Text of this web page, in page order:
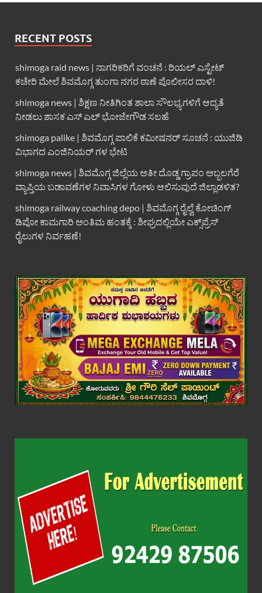
RECENT POSTS
shimoga raid news | ನಾಗರಿಕರಿಗೆ ವಂಚನೆ : ರಿಯಲ್ ಎಸ್ಟೇಟ್
ಕಚೇರಿ ಮೇಲೆ ಶಿವಮೊಗ್ಗ ತುಂಗಾ ನಗರ ಠಾಣೆ ಪೊಲೀಸರ ದಾಳಿ!
shimoga news | ಶಿಕ್ಷಣ ನೀತಿಗಿಂತ ಶಾಲಾ ಸೌಲಭ್ಯಗಳಿಗೆ ಆದ್ಯತೆ
ನೀಡಲು ಶಾಸಕ ಎಸ್ ಎಲ್ ಭೋಜೇಗೌಡ ಸಲಹೆ
shimoga palike | ಶಿವಮೊಗ್ಗ ಪಾಲಿಕೆ ಕಮೀಷನರ್ ಸೂಚನೆ : ಯುಜಿಡಿ
ವಿಭಾಗದ ಎಂಜಿನಿಯರ್ ಗಳ ಭೇಟಿ
shimoga news | ಶಿವಮೊಗ್ಗ ಜಿಲ್ಲೆಯ ಅತೀ ದೊಡ್ಡ ಗ್ರಾಪಂ ಅಬ್ಬಲಗೆರೆ
ವ್ಯಾಪ್ತಿಯ ಬಡಾವಣೆಗಳ ನಿವಾಸಿಗಳ ಗೋಳು ಆಲಿಸುವುದೆ ಜಿಲ್ಲಾಡಳಿತ?
shimoga railway coaching depo | ಶಿವಮೊಗ್ಗ ರೈಲ್ವೆ ಕೋಚಿಂಗ್
ಡಿಪೋ ಕಾಮಗಾರಿ ಅಂತಿಮ ಹಂತಕ್ಕೆ : ಶೀಘ್ರದಲ್ಲಿಯೇ ಎಕ್ಸ್‌ಪ್ರೆಸ್
ರೈಲುಗಳ ನಿರ್ವಹಣೆ!